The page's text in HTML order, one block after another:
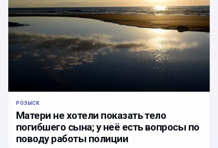
РОЗЫСК
Матери не хотели показать тело
погибшего сына; у неё есть вопросы по
поводу работы полиции